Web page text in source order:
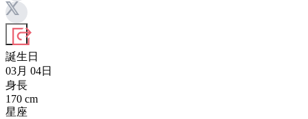
誕生日
03月 04日
身長
170 cm
星座